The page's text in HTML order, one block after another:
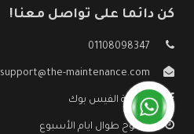
كن دائما على تواصل معنا!
01108098347
support@the-maintenance.com
صفحة الفيس بوك
مفتوح طوال ايام الأسبوع